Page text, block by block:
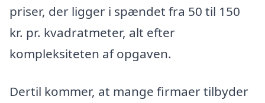
priser, der ligger i spændet fra 50 til 150
kr. pr. kvadratmeter, alt efter
kompleksiteten af opgaven.
Dertil kommer, at mange firmaer tilbyder